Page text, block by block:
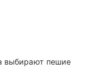
выбирают пешие